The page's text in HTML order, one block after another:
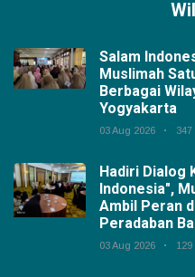
Salam
Muslimah
Berbagai
Yogyakarta
03 Aug 2026
Hadiri Dialog
Indonesia",
Ambil Peran
Peradaban
03 Aug 2026